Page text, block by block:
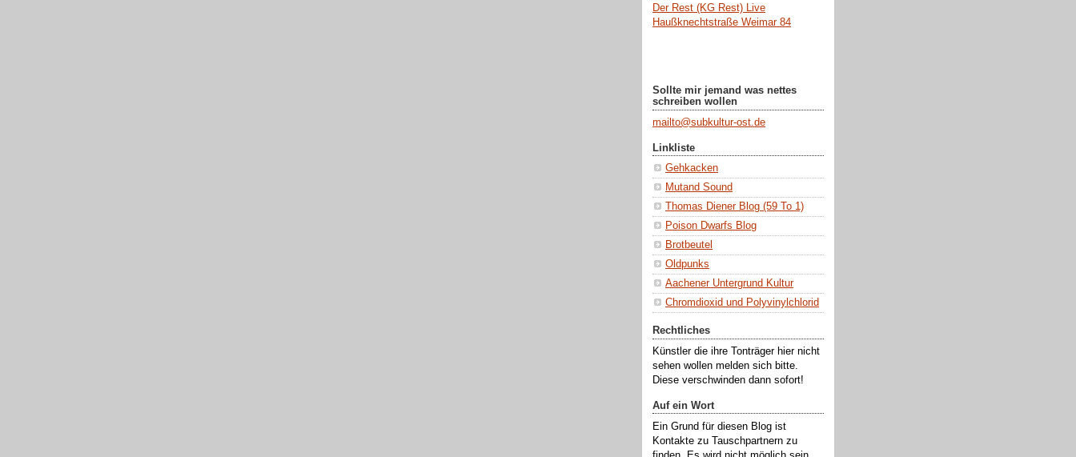
Der Rest (KG Rest) Live
Haußknechtstraße Weimar 84
Sollte mir jemand was nettes
schreiben wollen
mailto@subkultur-ost.de
Linkliste
Gehkacken
Mutand Sound
Thomas Diener Blog (59 To 1)
Poison Dwarfs Blog
Brotbeutel
Oldpunks
Aachener Untergrund Kultur
Chromdioxid und Polyvinylchlorid
Rechtliches
Künstler die ihre Tonträger hier nicht
sehen wollen melden sich bitte.
Diese verschwinden dann sofort!
Auf ein Wort
Ein Grund für diesen Blog ist
Kontakte zu Tauschpartnern zu